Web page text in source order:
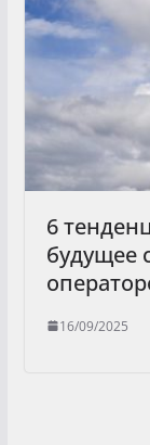
6
будущее
16/09/2025